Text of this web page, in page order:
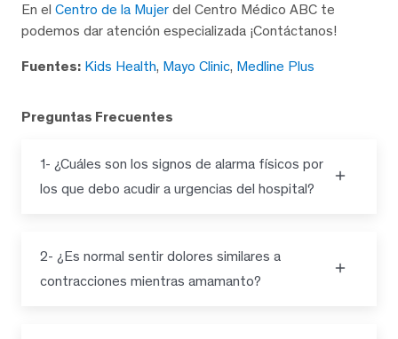
En el Centro de la Mujer del Centro Médico ABC te
podemos dar atención especializada ¡Contáctanos!
Fuentes: Kids Health, Mayo Clinic, Medline Plus
Preguntas Frecuentes
1- ¿Cuáles son los signos de alarma físicos por
los que debo acudir a urgencias del hospital?
2- ¿Es normal sentir dolores similares a
contracciones mientras amamanto?